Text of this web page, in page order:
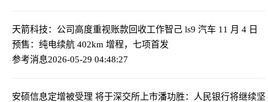
天箭科技：公司高度重视账款回收工作智己 ls9 汽车 11 月 4 日
预售：纯电续航 402km 增程，七项首发
参考消息2026-05-29 04:48:27
安硕信息定增被受理 将于深交所上市潘功胜：人民银行将继续坚